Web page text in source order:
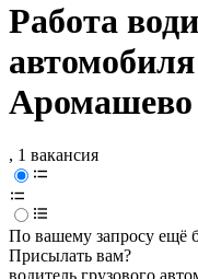
Работа
Аромашево
, 1 вакансия
По вашему запросу ещё
Присылать вам?